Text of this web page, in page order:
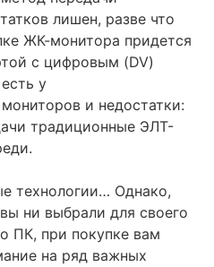
лишен, разве что
ЖК-мони­тора придется
с цифровым (DV)
у
и недостатки:
традиционные ЭЛТ-
технологии… Однако,
ни выбрали для своего
ПК, при покупке вам
на ряд важных